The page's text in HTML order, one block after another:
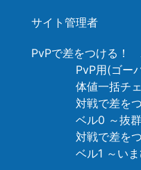
サイト管理者
PvPで差をつける！
PvP用(ゴー
体値一括チ
対戦で差を
ベル0 ～抜
対戦で差を
ベル1 ～い